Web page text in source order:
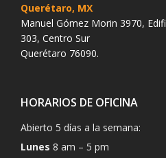
Querétaro, MX
Manuel Gómez Morin 3970,
303, Centro Sur
Querétaro 76090.
HORARIOS DE OFICINA
Abierto 5 días a la semana:
Lunes 8 am – 5 pm